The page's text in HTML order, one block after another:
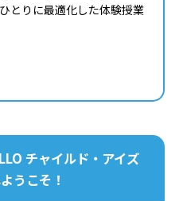
とりに最適化した体験授業
チャイルド・アイズ
うこそ！